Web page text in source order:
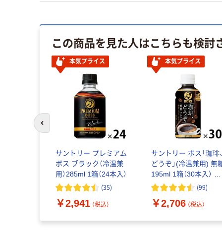
この商品を見た人はこちらも検討
本気プライス
サントリー プレミアム
ボス ブラック（冷温兼
用）285ml 1箱（24本入）
(35)
￥2,941 （税込）
本気プライス
サントリー ボス「珈琲
どうぞ」(冷温兼用) 無
195ml 1箱（30本入） オ
リジナル
(99)
￥2,706 （税込）
前のスライドへ